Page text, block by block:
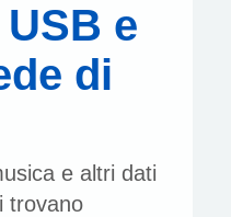
e
di
e altri dati
trovano